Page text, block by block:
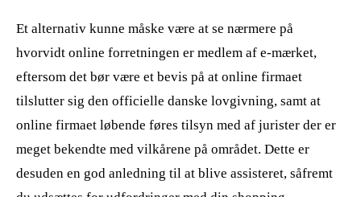
Et alternativ kunne måske være at se nærmere på
hvorvidt online forretningen er medlem af e-mærket,
eftersom det bør være et bevis på at online firmaet
tilslutter sig den officielle danske lovgivning, samt at
online firmaet løbende føres tilsyn med af jurister der er
meget bekendte med vilkårene på området. Dette er
desuden en god anledning til at blive assisteret, såfremt